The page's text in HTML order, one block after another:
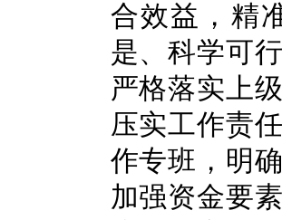
合效益，精
是、科学可
严格落实上
压实工作责
作专班，明
加强资金要